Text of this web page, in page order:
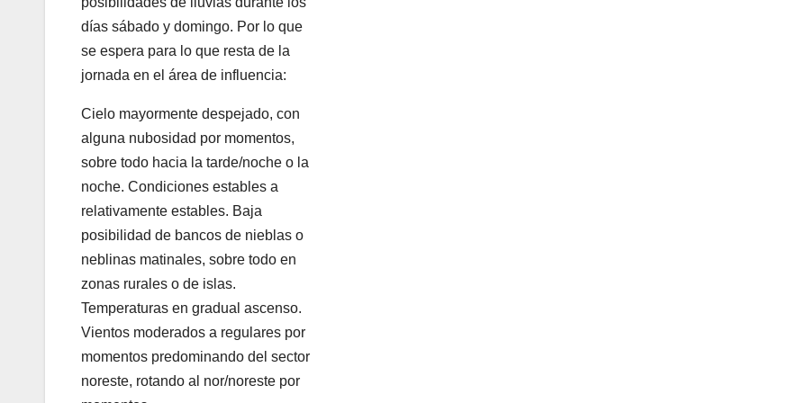
días sábado y domingo. Por lo que
se espera para lo que resta de la
jornada en el área de influencia:
Cielo mayormente despejado, con
alguna nubosidad por momentos,
sobre todo hacia la tarde/noche o la
noche. Condiciones estables a
relativamente estables. Baja
posibilidad de bancos de nieblas o
neblinas matinales, sobre todo en
zonas rurales o de islas.
Temperaturas en gradual ascenso.
Vientos moderados a regulares por
momentos predominando del sector
noreste, rotando al nor/noreste por